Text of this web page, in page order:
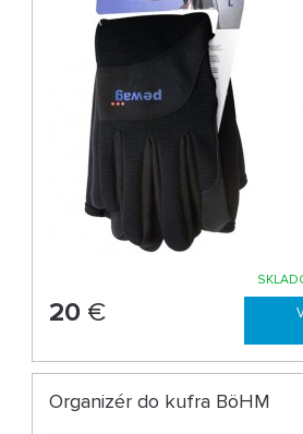
20 €
Organizér do kufra BöHM